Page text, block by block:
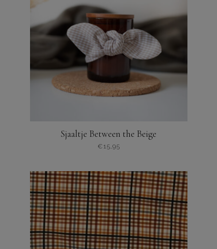
Sjaaltje Between the Beige
€ 15,95